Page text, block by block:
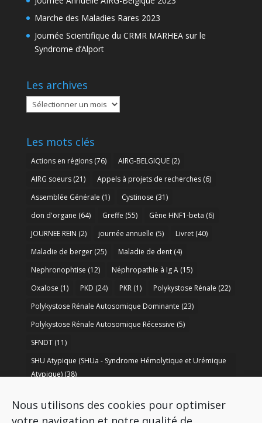
Nous utilisons des cookies pour optimiser
Marche des Maladies Rares 2023
Journée Scientifique du CRMR MARHEA sur le
Syndrome d’Alport
Les archives
Les
archives
Les mots clés
Actions en régions(76) AIRG-BELGIQUE(2)
AIRG soeurs(21) Appels à projets de recherches(6)
Assemblée Générale (1) Cystinose (31)
don d'organe (64) Greffe (55) Gène HNF1-beta (6)
JOURNEE REIN (2) journée annuelle (5) Livret(40)
Maladie de berger(25) Maladie de dent(4)
Nephronophtise (12) Néphropathie à Ig A(15)
Oxalose (1) PKD (24) PKR(1) Polykystose Rénale (22)
Polykystose Rénale Autosomique Dominante (23)
Polykystose Rénale Autosomique Récessive (5)
SFNDT(11)
SHU Atypique (SHUa - Syndrome Hémolytique et Urémique
Atypique)(38)
Syndrome de Bartter(8) Syndrome d’Alport(37)